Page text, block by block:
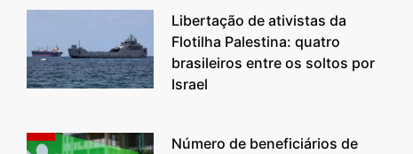
Libertação de ativistas da
Flotilha Palestina: quatro
brasileiros entre os soltos por
Israel
Número de beneficiários de